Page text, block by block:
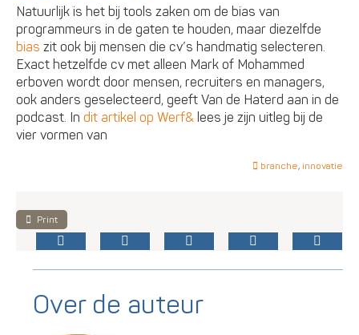
Natuurlijk is het bij tools zaken om de bias van
programmeurs in de gaten te houden, maar diezelfde
bias zit ook bij mensen die cv’s handmatig selecteren.
Exact hetzelfde cv met alleen Mark of Mohammed
erboven wordt door mensen, recruiters en managers,
ook anders geselecteerd, geeft Van de Haterd aan in de
podcast. Indit artikel op Werf& lees je zijn uitleg bij de
vier vormen van
branche, innovatie
Print
Over de auteur